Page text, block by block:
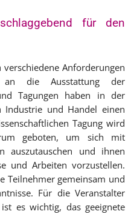
für den
verschiedene Anforderungen
die Ausstattung der
Tagungen haben in der
Industrie und Handel einen
Tagung wird
geboten, um sich mit
auszutauschen und ihnen
und Arbeiten vorzustellen.
Teilnehmer gemeinsam und
Für die Veranstalter
es wichtig, das geeignete